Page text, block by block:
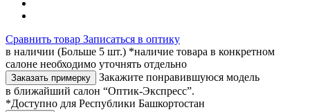
Сравнить товар Записаться в оптику
в наличии (Больше 5 шт.) *наличие товара в конкретном
салоне необходимо уточнять отдельно
Заказать примерку
Закажите понравившуюся модель
в ближайший салон “Оптик-Экспресс”.
*Доступно для Республики Башкортостан